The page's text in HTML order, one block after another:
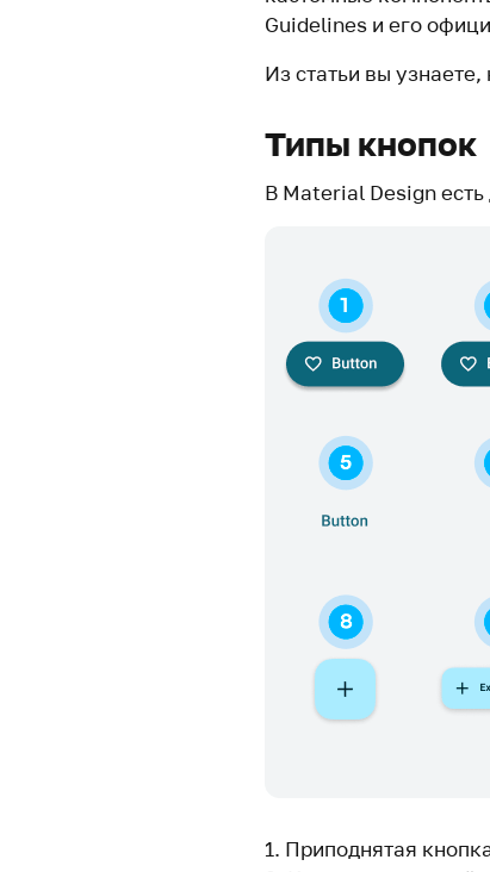
Guidelines и его
Из статьи вы узнаете,
Типы кнопок
В Material Design есть
1. Приподнятая